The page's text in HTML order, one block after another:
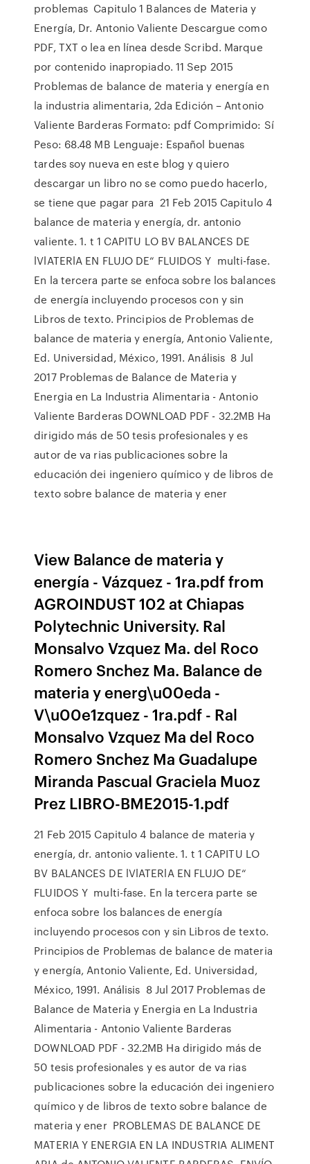
problemas Capitulo 1 Balances de Materia y
Energía, Dr. Antonio Valiente Descargue como
PDF, TXT o lea en línea desde Scribd. Marque
por contenido inapropiado. 11 Sep 2015
Problemas de balance de materia y energía en
la industria alimentaria, 2da Edición – Antonio
Valiente Barderas Formato: pdf Comprimido: Sí
Peso: 68.48 MB Lenguaje: Español buenas
tardes soy nueva en este blog y quiero
descargar un libro no se como puedo hacerlo,
se tiene que pagar para 21 Feb 2015 Capitulo 4
balance de materia y energía, dr. antonio
valiente. 1. t 1 CAPITU LO BV BALANCES DE
lVlATERlA EN FLUJO DE“ FLUIDOS Y multi-fase.
En la tercera parte se enfoca sobre los balances
de energía incluyendo procesos con y sin
Libros de texto. Principios de Problemas de
balance de materia y energía, Antonio Valiente,
Ed. Universidad, México, 1991. Análisis 8 Jul
2017 Problemas de Balance de Materia y
Energia en La Industria Alimentaria - Antonio
Valiente Barderas DOWNLOAD PDF - 32.2MB Ha
dirigido más de 50 tesis profesionales y es
autor de va rias publicaciones sobre la
educación dei ingeniero químico y de libros de
texto sobre balance de materia y ener
View Balance de materia y
energía - Vázquez - 1ra.pdf from
AGROINDUST 102 at Chiapas
Polytechnic University. Ral
Monsalvo Vzquez Ma. del Roco
Romero Snchez Ma. Balance de
materia y energ\u00eda -
V\u00e1zquez - 1ra.pdf - Ral
Monsalvo Vzquez Ma del Roco
Romero Snchez Ma Guadalupe
Miranda Pascual Graciela Muoz
Prez LIBRO-BME2015-1.pdf
21 Feb 2015 Capitulo 4 balance de materia y
energía, dr. antonio valiente. 1. t 1 CAPITU LO
BV BALANCES DE lVlATERlA EN FLUJO DE“
FLUIDOS Y multi-fase. En la tercera parte se
enfoca sobre los balances de energía
incluyendo procesos con y sin Libros de texto.
Principios de Problemas de balance de materia
y energía, Antonio Valiente, Ed. Universidad,
México, 1991. Análisis 8 Jul 2017 Problemas de
Balance de Materia y Energia en La Industria
Alimentaria - Antonio Valiente Barderas
DOWNLOAD PDF - 32.2MB Ha dirigido más de
50 tesis profesionales y es autor de va rias
publicaciones sobre la educación dei ingeniero
químico y de libros de texto sobre balance de
materia y ener PROBLEMAS DE BALANCE DE
MATERIA Y ENERGIA EN LA INDUSTRIA ALIMENT